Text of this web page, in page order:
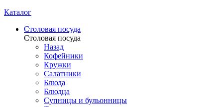
Каталог
Столовая посуда
Столовая посуда
Назад
Кофейники
Кружки
Салатники
Блюда
Блюдца
Супницы и бульонницы